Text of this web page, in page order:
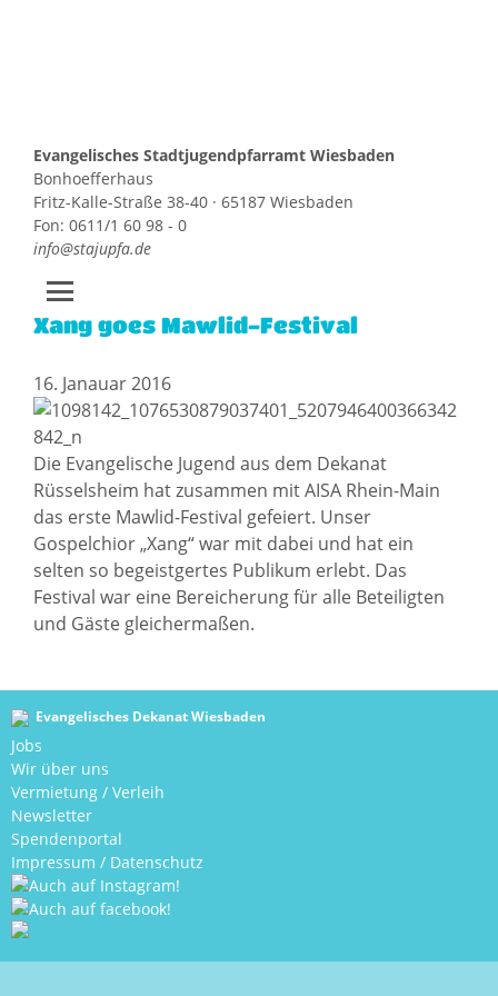
Evangelisches Stadtjugendpfarramt Wiesbaden
Bonhoefferhaus
Fritz-Kalle-Straße 38-40 · 65187 Wiesbaden
Fon: 0611/1 60 98 - 0
info@stajupfa.de
Zum
springen
Xang goes Mawlid-Festival
16. Janauar 2016
Die Evangelische Jugend aus dem Dekanat
Rüsselsheim hat zusammen mit AISA Rhein-Main
das erste Mawlid-Festival gefeiert. Unser
Gospelchior „Xang“ war mit dabei und hat ein
selten so begeistgertes Publikum erlebt. Das
Festival war eine Bereicherung für alle Beteiligten
und Gäste gleichermaßen.
Evangelisches Dekanat Wiesbaden
Jobs
Wir über uns
Vermietung / Verleih
Newsletter
Spendenportal
Impressum / Datenschutz